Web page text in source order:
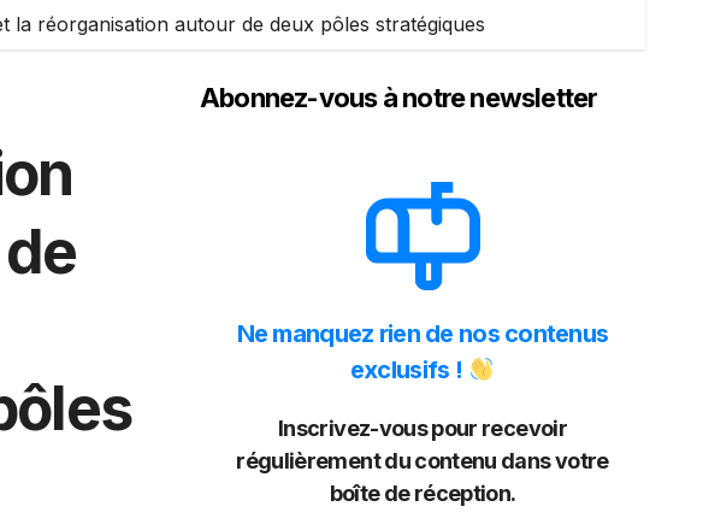
réorganisation autour de deux pôles stratégiques
Abonnez-vous à notre newsletter
Ne manquez rien de nos contenus
exclusifs !
Inscrivez-vous pour recevoir
régulièrement du contenu dans votre
boîte de réception.